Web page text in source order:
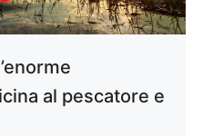
al pescatore e